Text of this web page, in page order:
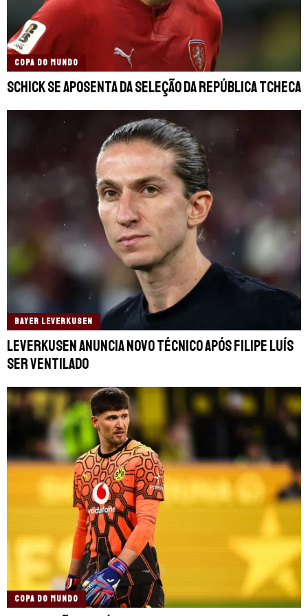
COPA DO MUNDO
Schick se aposenta da seleção da República Tcheca
BAYER LEVERKUSEN
Leverkusen anuncia novo técnico após Filipe Luís
ser ventilado
COPA DO MUNDO